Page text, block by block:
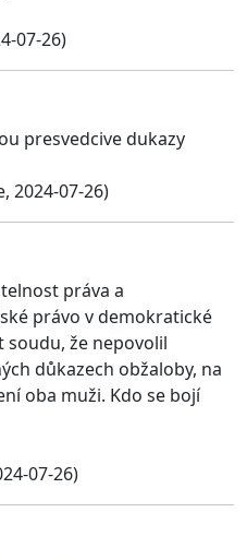
07-26)
presvedcive dukazy
2024-07-26)
práva a
právo v demokratické
že nepovolil
důkazech obžaloby, na
oba muži. Kdo se bojí
07-26)